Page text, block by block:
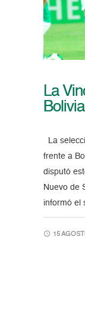
La
La
frente a
disputó
Nuevo de
informó el
15